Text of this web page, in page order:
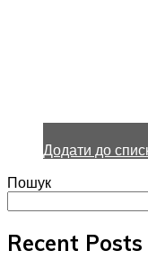
Додати до
Пошук
Recent Posts